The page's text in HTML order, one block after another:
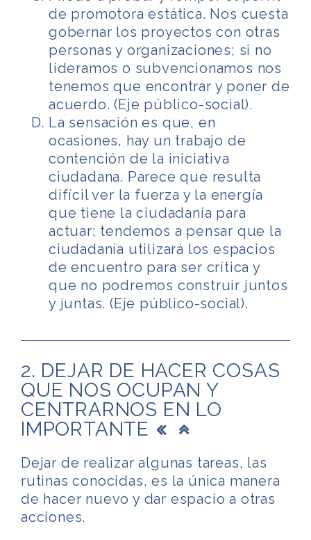
de promotora estática. Nos cuesta
gobernar los proyectos con otras
personas y organizaciones; si no
lideramos o subvencionamos nos
tenemos que encontrar y poner de
acuerdo. (Eje público-social).
La sensación es que, en
ocasiones, hay un trabajo de
contención de la iniciativa
ciudadana. Parece que resulta
difícil ver la fuerza y la energía
que tiene la ciudadanía para
actuar; tendemos a pensar que la
ciudadanía utilizará los espacios
de encuentro para ser crítica y
que no podremos construir juntos
y juntas. (Eje público-social).
2. DEJAR DE HACER COSAS
QUE NOS OCUPAN Y
CENTRARNOS EN LO
IMPORTANTE
Dejar de realizar algunas tareas, las
rutinas conocidas, es la única manera
de hacer nuevo y dar espacio a otras
acciones.